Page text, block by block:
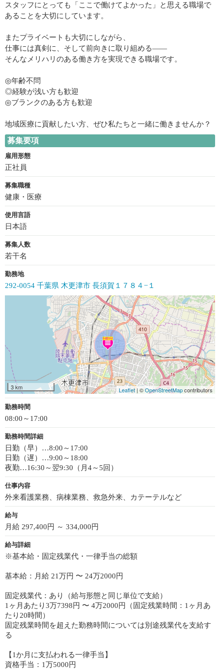
スタッフにとっても「ここで働けてよかった」と思える職場で
あることを大切にしています。
またプライベートも大切にしながら、
仕事には真剣に、そして前向きに取り組める――
そんなメリハリのある働き方を実現できる職場です。
◎年齢不問
◎経験が浅い方も歓迎
◎ブランクのある方も歓迎
地域医療に貢献したい方、ぜひ私たちと一緒に働きませんか？
募集要項
雇用形態
正社員
募集職種
健康・医療
使用言語
日本語
募集人数
若干名
勤務地
292-0054 千葉県 木更津市 長須賀１７８４−１
3 km Leaflet| ©OpenStreetMapcontributors
勤務時間
08:00～17:00
勤務時間詳細
日勤（早）…8:00～17:00
日勤（遅）…9:00～18:00
夜勤…16:30～翌9:30（月4～5回）
仕事内容
外来看護業務、病棟業務、救急外来、カテーテルなど
給与
月給 297,400円 ～ 334,000円
給与詳細
※基本給・固定残業代・一律手当の総額
基本給：月給 21万円 〜 24万2000円
固定残業代：あり（給与形態と同じ単位で支給）
1ヶ月あたり3万7398円 〜 4万2000円（固定残業時間：1ヶ月あ
たり20時間）
固定残業時間を超えた勤務時間については別途残業代を支給す
る
【1か月に支払われる一律手当】
資格手当：1万5000円